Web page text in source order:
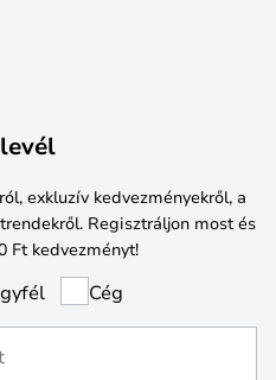
exkluzív kedvezményekről, a
Regisztráljon most és
Ft kedvezményt!
Cég